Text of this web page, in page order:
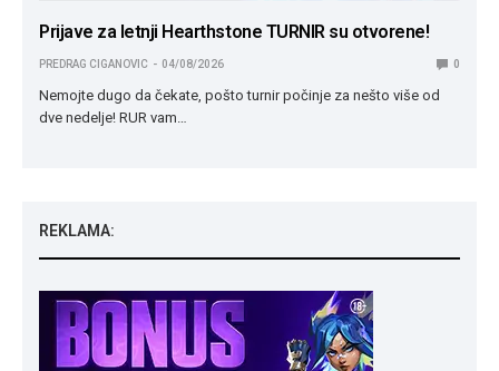
Prijave za letnji Hearthstone TURNIR su otvorene!
PREDRAG CIGANOVIC 04/08/2026 0
Nemojte dugo da čekate, pošto turnir počinje za nešto više od
dve nedelje! RUR vam…
REKLAMA: